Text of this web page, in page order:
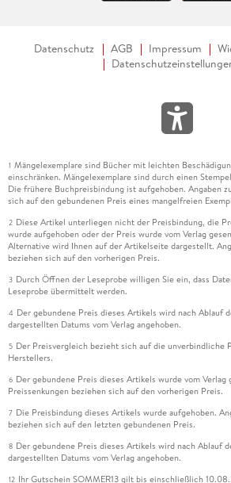
Datenschutz AGB Impressum
1 Mängelexemplare sind Bücher mit leichten
einschränken. Mängelexemplare sind durch einen
Die frühere Buchpreisbindung ist aufgehoben. Angaben
sich auf den gebundenen Preis eines mangelfreien
2 Diese Artikel unterliegen nicht der Preisbindung, die
wurde aufgehoben oder der Preis wurde vom Verlag
Alternative wird Ihnen auf der Artikelseite dargestellt.
beziehen sich auf den vorherigen Preis.
3 Durch Öffnen der Leseprobe willigen Sie ein, dass
Leseprobe übermittelt werden.
4 Der gebundene Preis dieses Artikels wird nach Ablauf
dargestellten Datums vom Verlag angehoben.
5 Der Preisvergleich bezieht sich auf die unverbindliche
Herstellers.
6 Der gebundene Preis dieses Artikels wurde vom Verlag
Preissenkungen beziehen sich auf den vorherigen Preis.
7 Die Preisbindung dieses Artikels wurde aufgehoben.
beziehen sich auf den letzten gebundenen Preis.
8 Der gebundene Preis dieses Artikels wird nach Ablauf
dargestellten Datums vom Verlag angehoben.
12 Ihr Gutschein SOMMER13 gilt bis einschließlich